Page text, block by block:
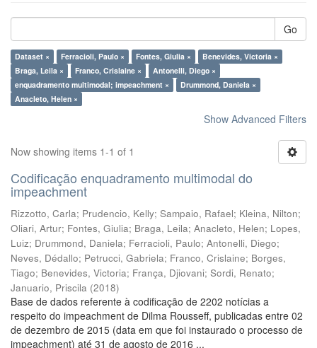
Go
Dataset × Ferracioli, Paulo × Fontes, Giulia ×
Benevides, Victoria ×
Braga, Leila ×
Franco, Crislaine ×
Antonelli, Diego ×
enquadramento multimodal; impeachment ×
Drummond, Daniela ×
Anacleto, Helen ×
Show Advanced Filters
Now showing items 1-1 of 1
Codificação enquadramento multimodal do
impeachment
Rizzotto, Carla; Prudencio, Kelly; Sampaio, Rafael; Kleina, Nilton;
Oliari, Artur; Fontes, Giulia; Braga, Leila; Anacleto, Helen; Lopes,
Luiz; Drummond, Daniela; Ferracioli, Paulo; Antonelli, Diego;
Neves, Dédallo; Petrucci, Gabriela; Franco, Crislaine; Borges,
Tiago; Benevides, Victoria; França, Djiovani; Sordi, Renato;
Januario, Priscila (2018)
Base de dados referente à codificação de 2202 notícias a
respeito do impeachment de Dilma Rousseff, publicadas entre 02
de dezembro de 2015 (data em que foi instaurado o processo de
impeachment) até 31 de agosto de 2016 ...